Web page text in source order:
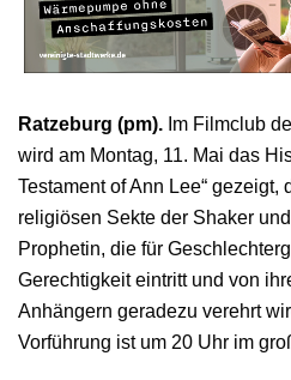
Ratzeburg (pm). Im Filmclub
wird am Montag, 11. Mai das
Testament of Ann Lee“ gezeigt,
religiösen Sekte der Shaker
Prophetin, die für
Gerechtigkeit eintritt und von
Anhängern geradezu verehrt
Vorführung ist um 20 Uhr im